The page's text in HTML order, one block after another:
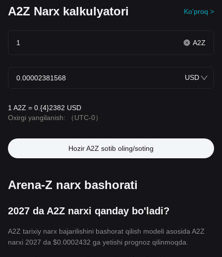
A2Z Narx kalkulyatori Ko'proq >
A2Z
USD
1 A2Z = 0.{4}2382 USD
Oxirgi yangilanish:
（UTC-0）
Hozir A2Z sotib oling/soting
Arena-Z narx bashorati
2027 da A2Z narxi qanday bo'ladi?
A2Z tarixiy narx bajarilishini bashorat qilish modeli asosida A2Z
narxi 2027 da $0.0002432 ga yetishi prognoz qilinmoqda.